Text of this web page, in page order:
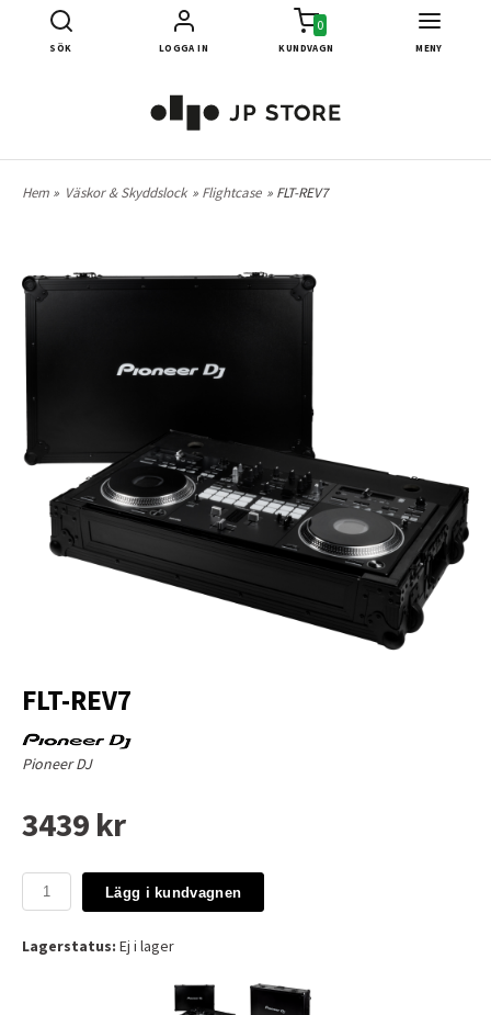
SÖK LOGGA IN
0
KUNDVAGN MENY
Hem » Väskor & Skyddslock » Flightcase » FLT-REV7
FLT-REV7
Pioneer DJ
3439 kr
Lägg i kundvagnen
Lagerstatus: Ej i lager